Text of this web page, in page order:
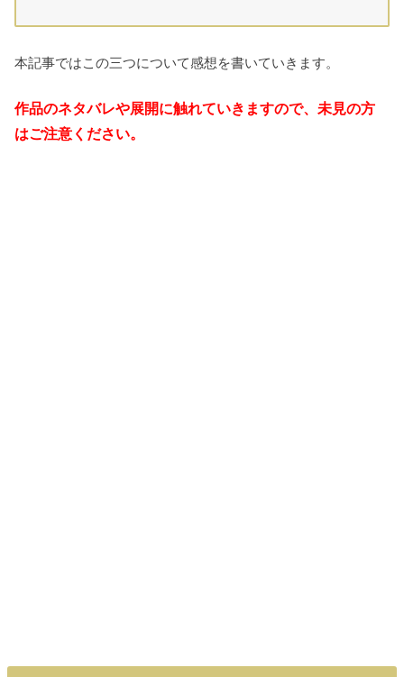
本記事ではこの三つについて感想を書いていきます。
作品のネタバレや展開に触れていきますので、未見の方
はご注意ください。